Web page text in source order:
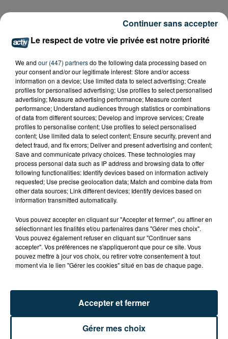
TITRES DIFFUSÉS
My Head My Heart
Le respect de votre vie privée est notre priorité
We and our (447) partnersdo the following data processing based on
your consent and/or our legitimate interest: Store and/or access
information on a device; Use limited data to select advertising; Create
profiles for personalised advertising; Use profiles to select personalised
advertising; Measure advertising performance; Measure content
performance; Understand audiences through statistics or combinations
of data from different sources; Develop and improve services; Create
profiles to personalise content; Use profiles to select personalised
content; Use limited data to select content; Ensure security, prevent and
detect fraud, and fix errors; Deliver and present advertising and content;
Save and communicate privacy choices. These technologies may
process personal data such as IP address and browsing data to offer
following functionalities: Identify devices based on information actively
requested; Use precise geolocation data; Match and combine data from
other data sources; Link different devices; Identify devices based on
information transmitted automatically.
Vous pouvez accepter en cliquant sur "Accepter et fermer", ou affiner en
sélectionnant les finalités et/ou partenaires dans "Gérer mes choix".
Vous pouvez également refuser en cliquant sur "Continuer sans
accepter". Vos préférences ne s'appliqueront que pour ce site. Vous
pouvez mettre à jour vos choix, ou retirer votre consentement à tout
moment via le lien "Gérer les cookies" situé en bas de chaque page.
Gérer mes choix
Accepter et fermer
Continuer sans accepter